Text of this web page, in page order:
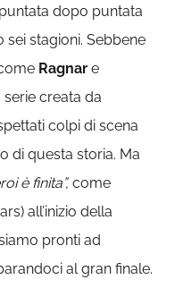
dopo puntata
stagioni. Sebbene
Ragnar e
creata da
colpi di scena
di questa storia. Ma
è finita”,come
all’inizio della
pronti ad
al gran finale.